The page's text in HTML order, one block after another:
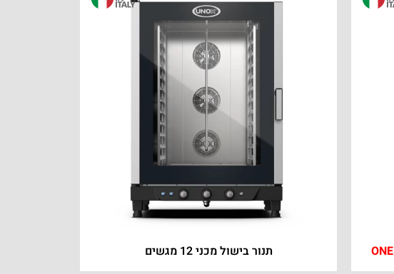
ONE תנור בישול מכני 12 מגשים